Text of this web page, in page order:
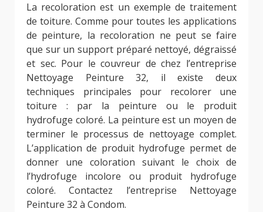
La recoloration est un exemple de traitement
de toiture. Comme pour toutes les applications
de peinture, la recoloration ne peut se faire
que sur un support préparé nettoyé, dégraissé
et sec. Pour le couvreur de chez l’entreprise
Nettoyage Peinture 32, il existe deux
techniques principales pour recolorer une
toiture : par la peinture ou le produit
hydrofuge coloré. La peinture est un moyen de
terminer le processus de nettoyage complet.
L’application de produit hydrofuge permet de
donner une coloration suivant le choix de
l’hydrofuge incolore ou produit hydrofuge
coloré. Contactez l’entreprise Nettoyage
Peinture 32 à Condom.